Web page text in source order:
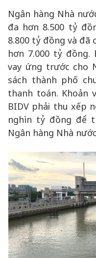
Ngân hàng Nhà
đa hơn 8.500 tỷ
8.800 tỷ đồng và đã
hơn 7.000 tỷ đồng.
vay ứng trước cho
sách thành phố
thanh toán. Khoản
BIDV phải thu xếp
nghìn tỷ đồng để
Ngân hàng Nhà